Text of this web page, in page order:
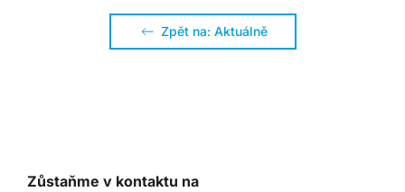
Zpět na: Aktuálně
Zůstaňme v kontaktu na